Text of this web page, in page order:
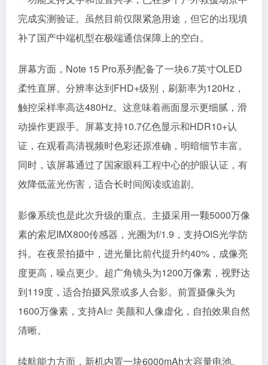
完成实测验证。虽然目前仅限紧急用途，但它的出现填
补了国产中端机型在极端通信保障上的空白。
屏幕方面，Note 15 Pro系列配备了一块6.7英寸OLED
柔性直屏。分辨率达到FHD+级别，刷新率为120Hz，
触控采样率高达480Hz。这意味着画面显示更细腻，滑
动操作更跟手。屏幕支持10.7亿色显示和HDR10+认
证，在观看高清视频时色彩还原准确，明暗细节丰富。
同时，该屏幕通过了国家眼科工程中心的护眼认证，有
效降低蓝光伤害，适合长时间阅读或追剧。
影像系统也是此次升级的重点。主摄采用一颗5000万像
素的索尼IMX800传感器，光圈为f/1.9，支持OIS光学防
抖。在夜景拍摄中，进光量比前代提升约40%，成像亮
度更高，噪点更少。超广角镜头为1200万像素，视野达
到119度，适合拍摄风景或多人合影。前置摄像头为
1600万像素，支持AI
美颜和人像虚化，自拍效果自然
清晰。
续航能力方面，新机内置一块6000mAh大容量电池。